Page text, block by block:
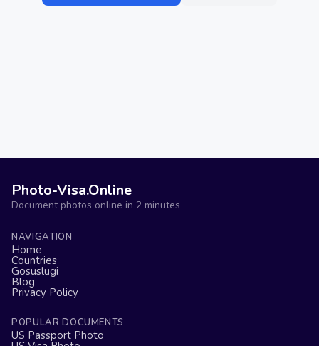
Photo-Visa.Online
Document photos online in 2 minutes
NAVIGATION
Home
Countries
Gosuslugi
Blog
Privacy Policy
POPULAR DOCUMENTS
US Passport Photo